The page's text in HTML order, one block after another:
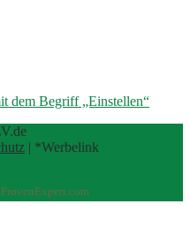
dem Begriff „Einstellen“
| *Werbelink